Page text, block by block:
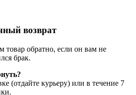
возврат
обратно, если он вам не
брак.
(отдайте курьеру) или в течение 7